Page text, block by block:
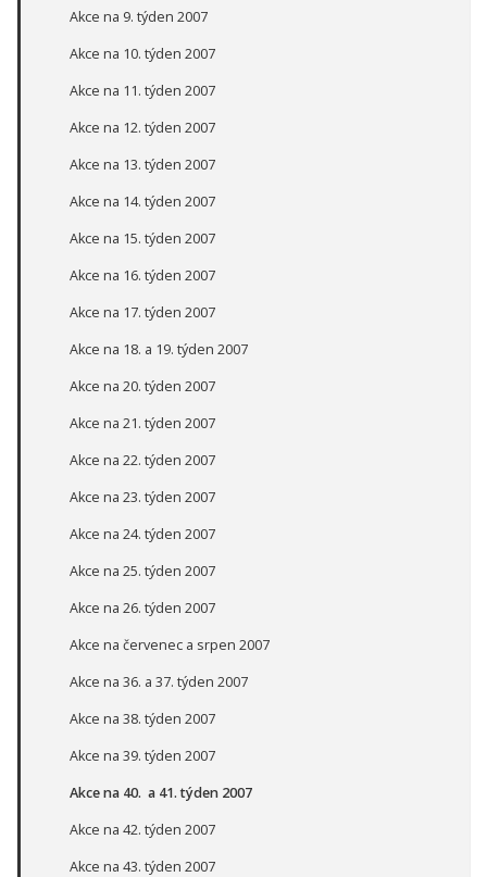
Akce na 9. týden 2007
Akce na 10. týden 2007
Akce na 11. týden 2007
Akce na 12. týden 2007
Akce na 13. týden 2007
Akce na 14. týden 2007
Akce na 15. týden 2007
Akce na 16. týden 2007
Akce na 17. týden 2007
Akce na 18. a 19. týden 2007
Akce na 20. týden 2007
Akce na 21. týden 2007
Akce na 22. týden 2007
Akce na 23. týden 2007
Akce na 24. týden 2007
Akce na 25. týden 2007
Akce na 26. týden 2007
Akce na červenec a srpen 2007
Akce na 36. a 37. týden 2007
Akce na 38. týden 2007
Akce na 39. týden 2007
Akce na 40. a 41. týden 2007
Akce na 42. týden 2007
Akce na 43. týden 2007